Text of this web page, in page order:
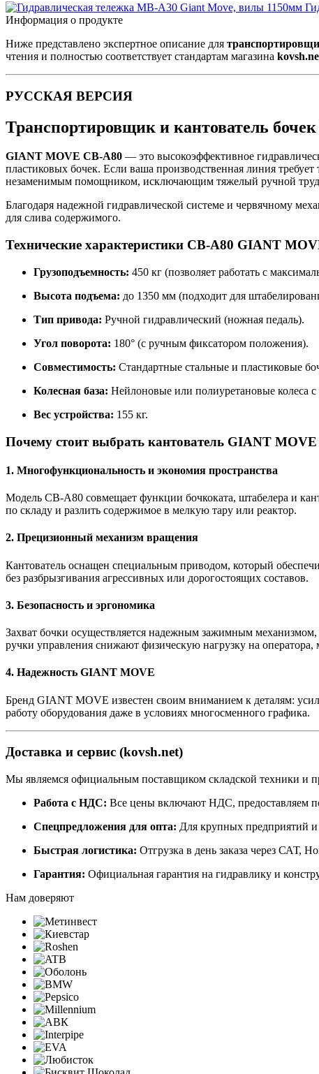
Информация о продукте
Ниже представлено экспертное описание для
чтения и полностью соответствует стандартам магазина
РУССКАЯ ВЕРСИЯ
Транспортировщик и кантователь
GIANT MOVE CB-A80 — это высокоэффективное
пластиковых бочек. Если ваша производственная линия
незаменимым помощником, исключающим тяжелый ручной
Благодаря надежной гидравлической системе и червячному
для слива содержимого.
Технические характеристики CB-A80 GIANT
Грузоподъемность: 450 кг (позволяет работать с
Высота подъема: до 1350 мм (подходит для
Тип привода: Ручной гидравлический (ножная педаль).
Угол поворота: 180° (с ручным фиксатором положения).
Совместимость: Стандартные стальные и пластиковые
Колесная база: Нейлоновые или полиуретановые колеса
Вес устройства: 155 кг.
Почему стоит выбрать кантователь GIANT
1. Многофункциональность и экономия пространства
Модель CB-A80 совмещает функции бочкоката, штабелера и
по складу и разлить содержимое в мелкую тару или реактор.
2. Прецизионный механизм вращения
Кантователь оснащен специальным приводом, который
без разбрызгивания агрессивных или дорогостоящих составов.
3. Безопасность и эргономика
Захват бочки осуществляется надежным зажимным
ручки управления снижают физическую нагрузку на
4. Надежность GIANT MOVE
Бренд GIANT MOVE известен своим вниманием к деталям:
работу оборудования даже в условиях многосменного графика.
Доставка и сервис (kovsh.net)
Мы являемся официальным поставщиком складской техники и
Работа с НДС: Все цены включают НДС, предоставляем
Спецпредложения для опта: Для крупных предприятий и
Быстрая логистика: Отгрузка в день заказа через САТ,
Гарантия: Официальная гарантия на гидравлику и
Нам доверяют